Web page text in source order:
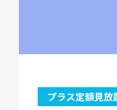
プラス定額見放